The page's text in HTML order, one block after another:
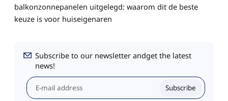
balkonzonnepanelen uitgelegd: waarom dit de beste
keuze is voor huiseigenaren
Subscribe to our newsletter andget the latest
news!
Subscribe